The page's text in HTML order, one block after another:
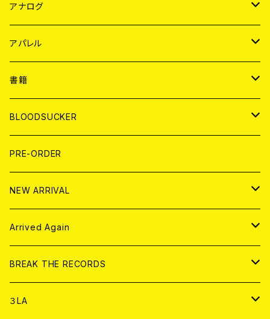
JAPAN
WORLD
アナログ
JAPAN
７EP
LP
WORLD
7EP
LP
アパレル
JAPAN
T-shirt
HOOD
WORLD
T-shirt
HOOD
書籍
MAGAZINE
BOLLOCKS
EL ZINE
写真集 (PHOTOBOOK)
BLOODSUCKER
CD
アナログ
アパレル
書籍
DIGITAL CONTENTS
PRE-ORDER
NEW ARRIVAL
CD
アナログ
Arrived Again
CD
アナログ
BREAK THE RECORDS
CD
３LA